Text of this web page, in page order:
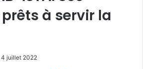
à servir la
4 juillet 2022